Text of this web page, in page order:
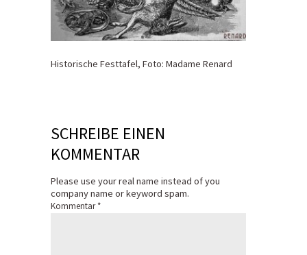
Historische Festtafel, Foto: Madame Renard
SCHREIBE EINEN
KOMMENTAR
Please use your real name instead of you
company name or keyword spam.
Kommentar*